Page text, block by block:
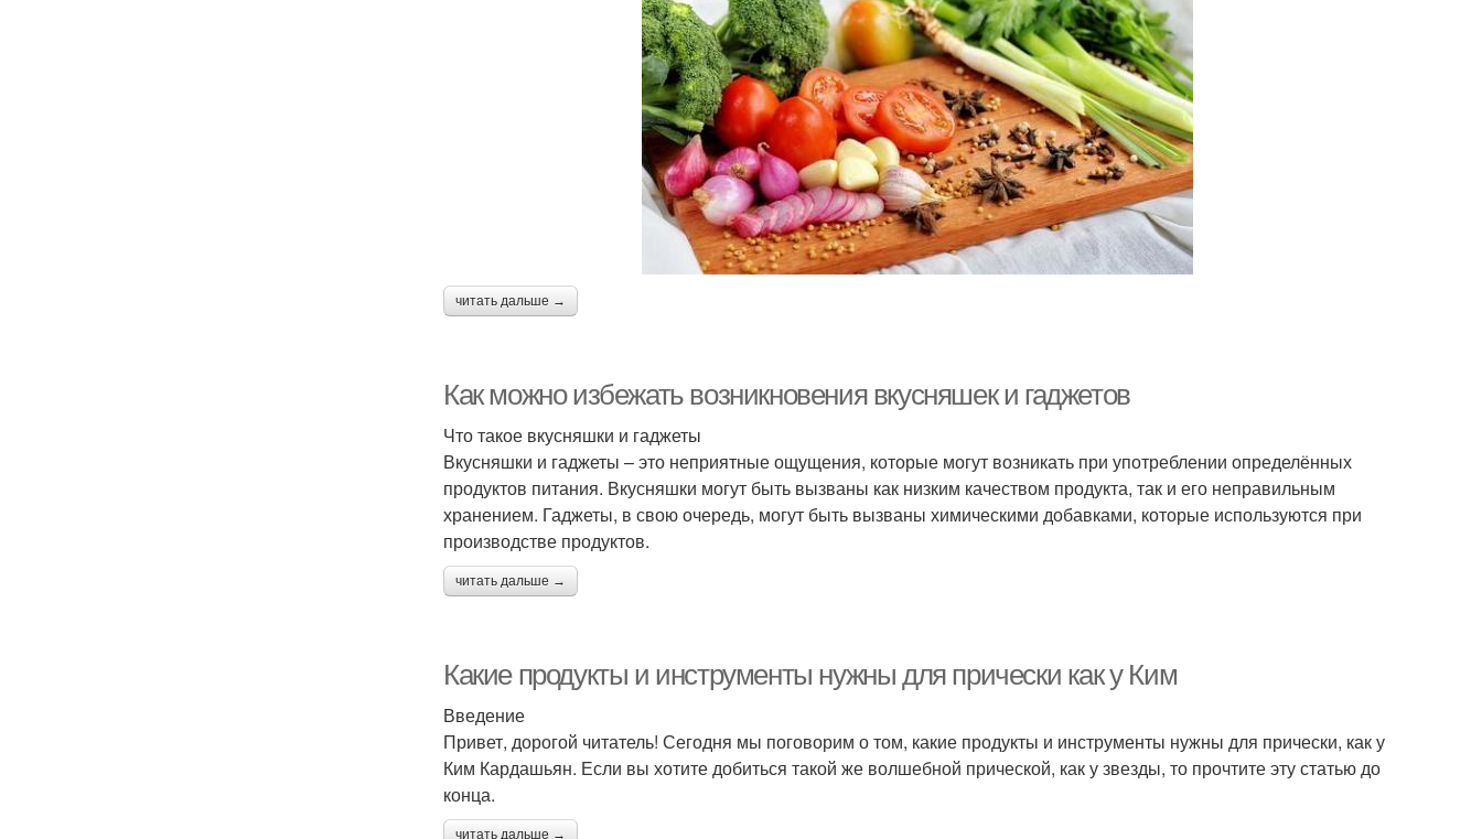
читать дальше →
Как можно избежать возникновения вкусняшек и гаджетов
Что такое вкусняшки и гаджеты
Вкусняшки и гаджеты – это неприятные ощущения, которые могут возникать при употреблении определённых
продуктов питания. Вкусняшки могут быть вызваны как низким качеством продукта, так и его неправильным
хранением. Гаджеты, в свою очередь, могут быть вызваны химическими добавками, которые используются при
производстве продуктов.
читать дальше →
Какие продукты и инструменты нужны для прически как у Ким
Введение
Привет, дорогой читатель! Сегодня мы поговорим о том, какие продукты и инструменты нужны для прически, как у
Ким Кардашьян. Если вы хотите добиться такой же волшебной прической, как у звезды, то прочтите эту статью до
конца.
читать дальше →